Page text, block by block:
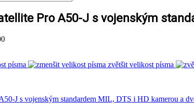
Pro A50-J s vojenským
písma zvětšit velikost písma